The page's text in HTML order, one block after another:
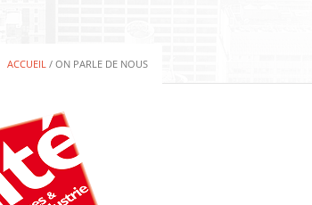
ACCUEIL / ON PARLE DE NOUS